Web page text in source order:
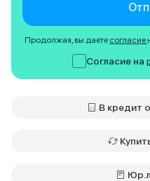
Продолжая, вы даете согласие
Согласие на